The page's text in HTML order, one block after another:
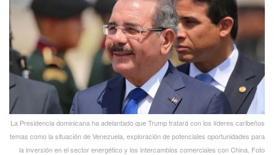
La Presidencia dominicana ha adelantado que Trump tratará con los líderes caribeños
temas como la situación de Venezuela, exploración de potenciales oportunidades para
la inversión en el sector energético y los intercambios comerciales con China. Foto